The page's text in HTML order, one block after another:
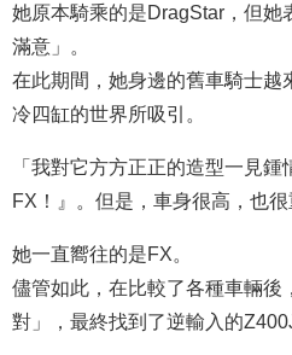
她原本騎乘的是DragStar，但她
滿意」。
在此期間，她身邊的舊車騎士越
冷四缸的世界所吸引。
「我對它方方正正的造型一見
FX！』。但是，車身很高，也
她一直嚮往的是FX。
儘管如此，在比較了各種車輛後
對」，最終找到了逆輸入的